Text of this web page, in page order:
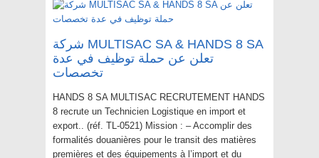
شركة MULTISAC SA & HANDS 8 SA
تعلن عن حملة توظيف في عدة
تخصصات
HANDS 8 SA MULTISAC RECRUTEMENT HANDS
8 recrute un Technicien Logistique en import et
export.. (réf. TL-0521) Mission : – Accomplir des
formalités douanières pour le transit des matières
premières et des équipements à l’import et du